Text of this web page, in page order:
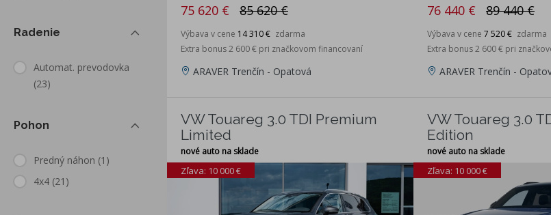
Radenie
Automat. prevodovka
(23)
Pohon
Predný náhon (1)
4x4 (21)
75 620 € 85 620 €
Výbava v cene 14 310 € zdarma
Extra bonus 2 600 € pri značkovom financovaní
ARAVER Trenčín - Opatová
76 440 € 89 440 €
Výbava v cene 7 520 € zdarma
Extra bonus 2 600 € pri
ARAVER Trenčín -
VW Touareg 3.0 TDI Premium
Limited
nové auto na sklade
Zľava: 10 000 €
VW Touareg 3.0
Edition
nové auto na sklade
Zľava: 10 000 €